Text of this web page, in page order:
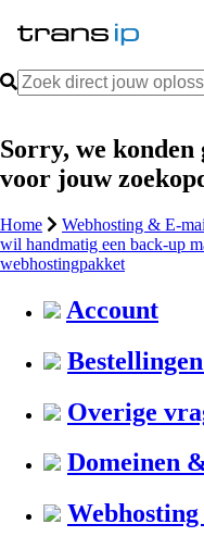
Sorry, we konden
voor jouw
Home Webhosting & E-
wil handmatig een back-up
webhostingpakket
Account
Overige
Domeinen